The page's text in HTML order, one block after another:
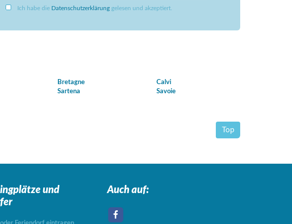
Ich habe die Datenschutzerklärunggelesen und akzeptiert.
Bretagne
Calvi
Sartena Savoie
Top
und
Auch auf: